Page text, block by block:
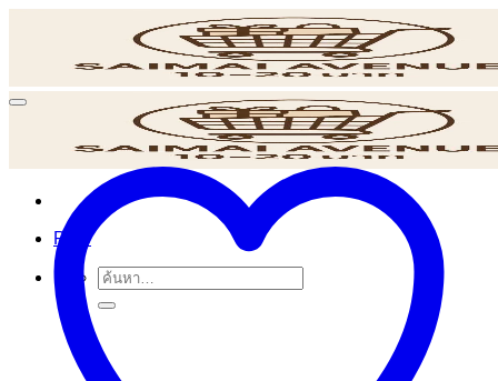
เนื้อหา
POS
ค้นหา: